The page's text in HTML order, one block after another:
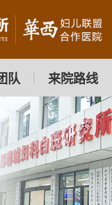
队 来院路线